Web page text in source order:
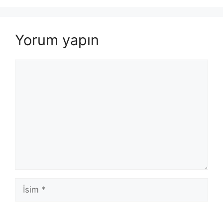
Yorum yapın
İsim